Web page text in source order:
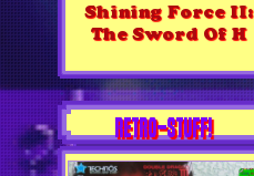
Shining Force II:
The Sword Of H
RETRO-STUFF!